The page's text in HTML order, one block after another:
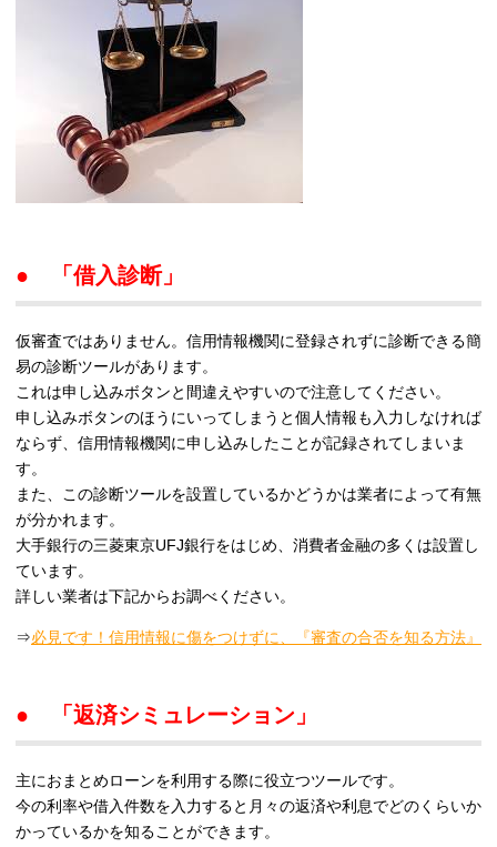
● 「借入診断」
仮審査ではありません。信用情報機関に登録されずに診断できる簡
易の診断ツールがあります。
これは申し込みボタンと間違えやすいので注意してください。
申し込みボタンのほうにいってしまうと個人情報も入力しなければ
ならず、信用情報機関に申し込みしたことが記録されてしまいま
す。
また、この診断ツールを設置しているかどうかは業者によって有無
が分かれます。
大手銀行の三菱東京UFJ銀行をはじめ、消費者金融の多くは設置し
ています。
詳しい業者は下記からお調べください。
⇒必見です！信用情報に傷をつけずに、『審査の合否を知る方法』
● 「返済シミュレーション」
主におまとめローンを利用する際に役立つツールです。
今の利率や借入件数を入力すると月々の返済や利息でどのくらいか
かっているかを知ることができます。